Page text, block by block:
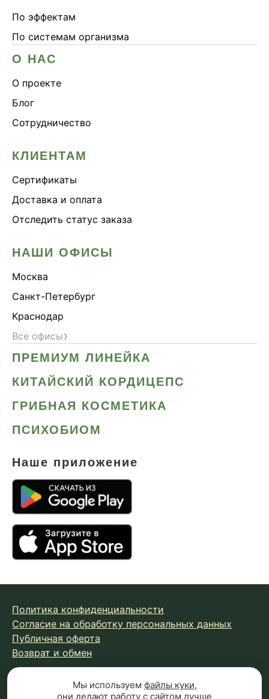
По эффектам
По системам организма
О НАС
О проекте
Блог
Сотрудничество
КЛИЕНТАМ
Сертификаты
Доставка и оплата
Отследить статус заказа
НАШИ ОФИСЫ
Москва
Санкт-Петербург
Краснодар
Все офисы›
ПРЕМИУМ ЛИНЕЙКА
КИТАЙСКИЙ КОРДИЦЕПС
ГРИБНАЯ КОСМЕТИКА
ПСИХОБИОМ
Наше приложение
Политика конфиденциальности
Согласие на обработку персональных данных
Публичная оферта
Возврат и обмен
© 2026 Fungiline — зарегистрированная торговая марка.
Мы используем файлы куки,
они делают работу с сайтом лучше